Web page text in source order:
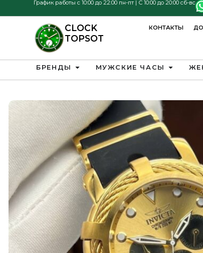
График работы с 10:00 до 22:00 пн-пт | С 10:00 до 20:00 сб-вс
CLOCK
TOPSOT
КОНТАКТЫ
БРЕНДЫ МУЖСКИЕ ЧАСЫ